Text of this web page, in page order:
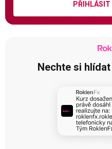
PŘIHLÁSIT
Nechte si